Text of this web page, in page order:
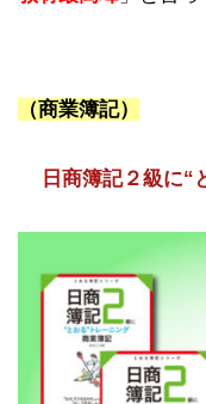
（商業簿記）
日商簿記２級に“